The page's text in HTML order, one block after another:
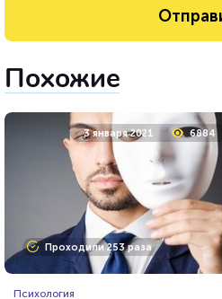
Похожие
3 января 2021 6884
Проходили 253 раза
Психология